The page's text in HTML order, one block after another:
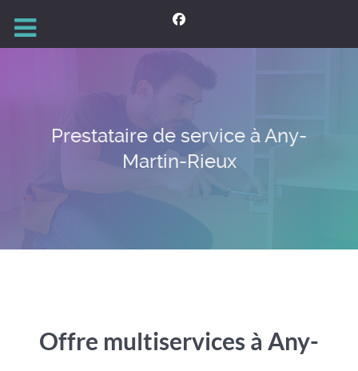
Prestataire de service à Any-
Martin-Rieux
Offre multiservices à Any-